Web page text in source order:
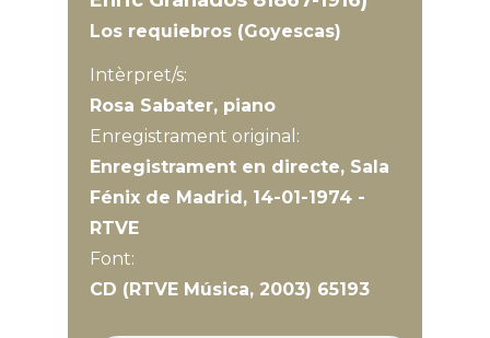
Los requiebros (Goyescas)
Intèrpret/s:
Rosa Sabater, piano
Enregistrament original:
Enregistrament en directe, Sala
Fénix de Madrid, 14-01-1974 -
RTVE
Font:
CD (RTVE Música, 2003) 65193